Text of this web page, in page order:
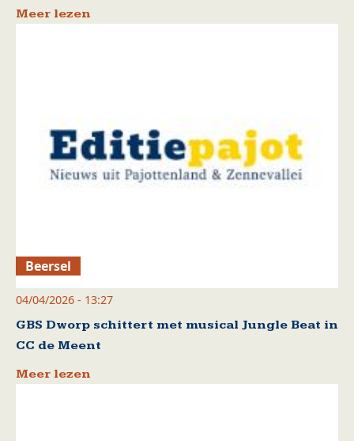
Meer lezen
Beersel
04/04/2026 - 13:27
GBS Dworp schittert met musical Jungle Beat in
CC de Meent
Meer lezen